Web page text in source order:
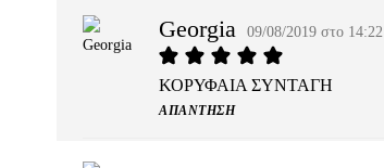
Georgia 09/08/2019 στο 14:22
ΚΟΡΥΦΑΙΑ ΣΥΝΤΑΓΗ
ΑΠΆΝΤΗΣΗ